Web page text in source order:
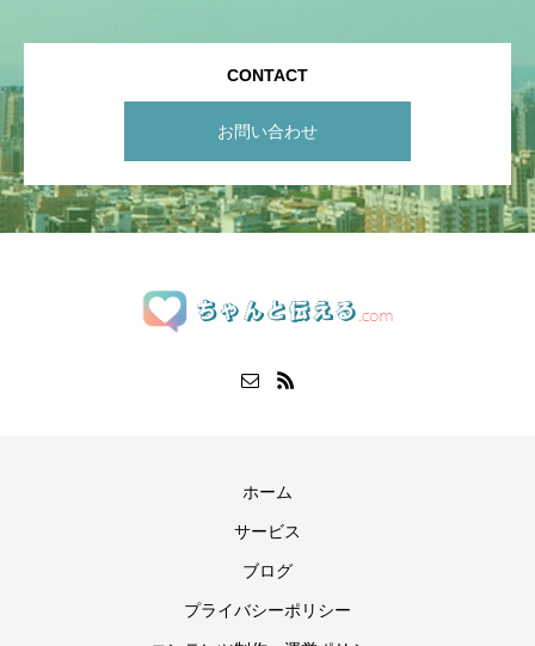
CONTACT
お問い合わせ
ホーム
サービス
ブログ
プライバシーポリシー